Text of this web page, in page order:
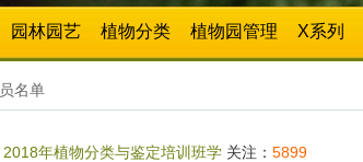
园林园艺 植物分类 植物园管理 X系列
名单
2018年植物分类与鉴定培训班学 关注： 5899